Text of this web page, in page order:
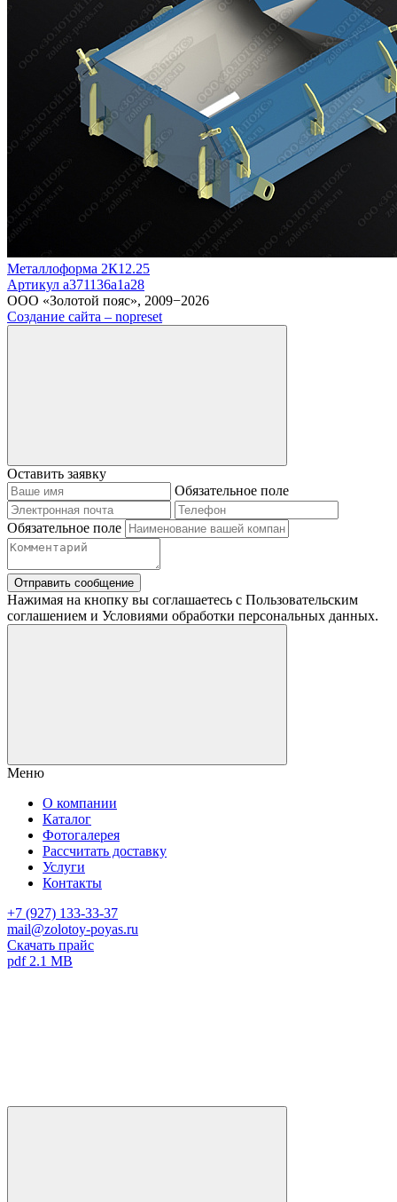
Металлоформа 2К12.25
Артикул a371136a1a28
ООО «Золотой пояс», 2009−2026
Создание сайта – nopreset
Оставить заявку
Обязательное поле
Обязательное поле
Отправить сообщение
Нажимая на кнопку вы соглашаетесь с Пользовательским
соглашением и Условиями обработки персональных данных.
Меню
О компании
Каталог
Фотогалерея
Рассчитать доставку
Услуги
Контакты
+7 (927) 133-33-37
mail@zolotoy-poyas.ru
Скачать прайс
pdf 2.1 MB